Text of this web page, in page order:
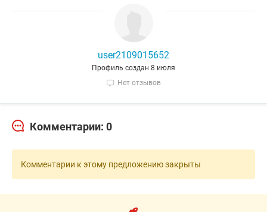
user2109015652
Профиль создан 8 июля
Нет отзывов
Комментарии: 0
Комментарии к этому предложению закрыты